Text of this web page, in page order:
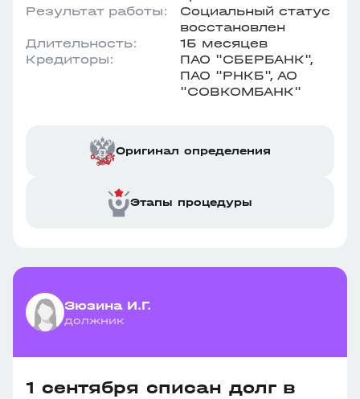
Результат работы:
Социальный статус
восстановлен
Длительность:
15 месяцев
Кредиторы:
ПАО "СБЕРБАНК",
ПАО "РНКБ", АО
"СОВКОМБАНК"
Оригинал определения
Этапы процедуры
Зюзина И.Г.
должник
1 сентября списан долг в